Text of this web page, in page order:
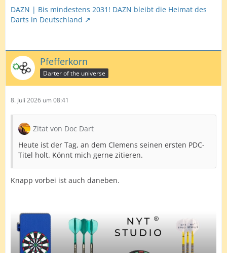
DAZN | Bis mindestens 2031! DAZN bleibt die Heimat des
Darts in Deutschland
Pfefferkorn
Darter of the universe
8. Juli 2026 um 08:41
Zitat von Doc Dart
Heute ist der Tag, an dem Clemens seinen ersten PDC-
Titel holt. Könnt mich gerne zitieren.
Knapp vorbei ist auch daneben.